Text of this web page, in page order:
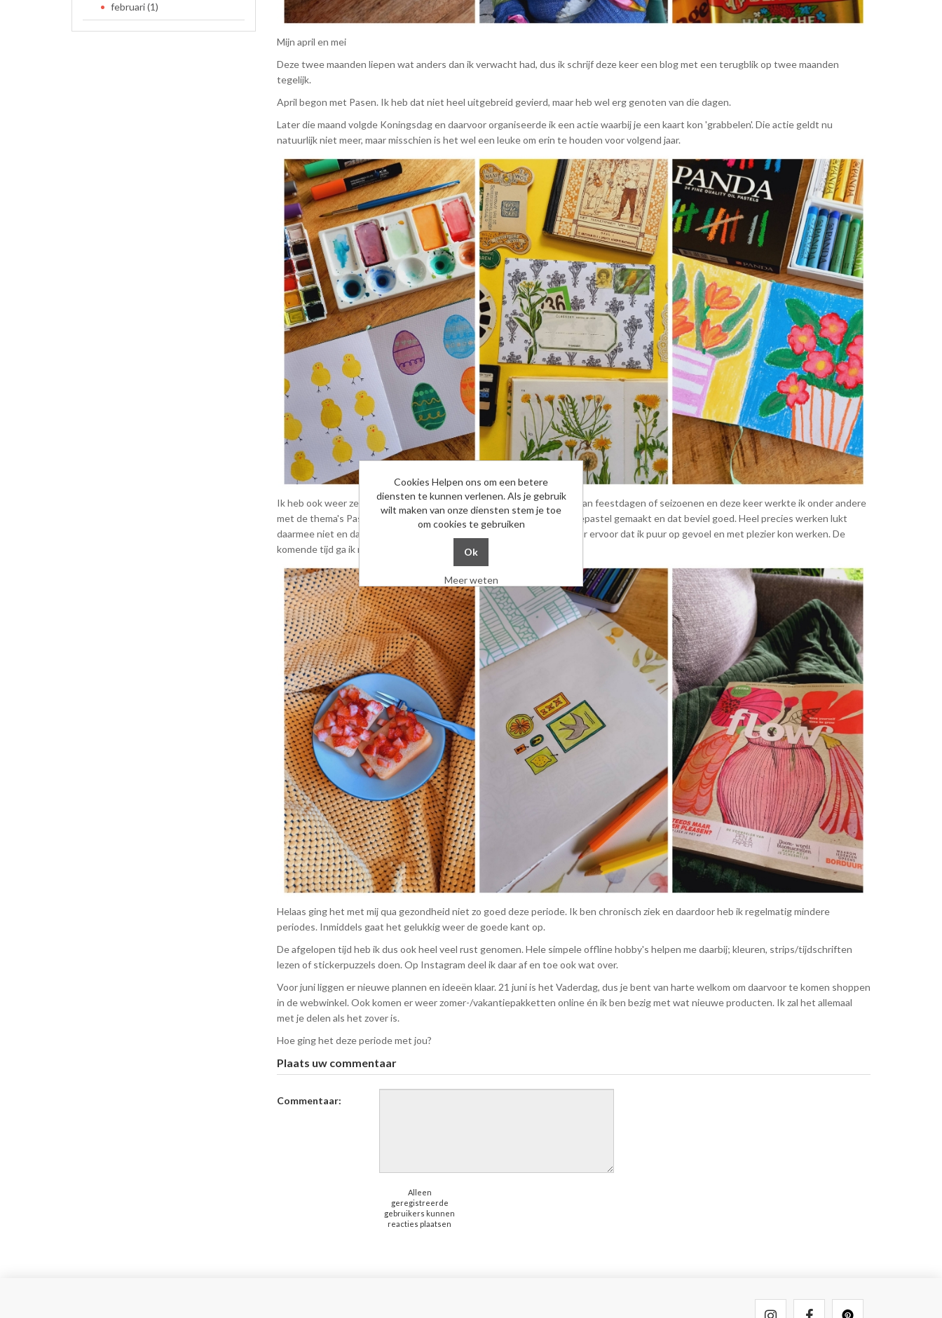
februari (1)
Mijn april en mei
Deze twee maanden liepen wat anders dan ik verwacht had, dus ik schrijf deze keer een blog met een terugblik op twee maanden
tegelijk.
April begon met Pasen. Ik heb dat niet heel uitgebreid gevierd, maar heb wel erg genoten van die dagen.
Later die maand volgde Koningsdag en daarvoor organiseerde ik een actie waarbij je een kaart kon 'grabbelen'. Die actie geldt nu
natuurlijk niet meer, maar misschien is het wel een leuke om erin te houden voor volgend jaar.
Ik heb ook weer zelf veel gemaakt. Ik maak graag dingen aan de hand van feestdagen of seizoenen en deze keer werkte ik onder andere
met de thema's Pasen en lente. Ook heb ik voor het eerst iets met oliepastel gemaakt en dat beviel goed. Heel precies werken lukt
daarmee niet en dat was wennen voor mij. Tegelijk zorgde het daardoor ervoor dat ik puur op gevoel en met plezier kon werken. De
komende tijd ga ik nog meer uitproberen!
Helaas ging het met mij qua gezondheid niet zo goed deze periode. Ik ben chronisch ziek en daardoor heb ik regelmatig mindere
periodes. Inmiddels gaat het gelukkig weer de goede kant op.
De afgelopen tijd heb ik dus ook heel veel rust genomen. Hele simpele offline hobby's helpen me daarbij; kleuren, strips/tijdschriften
lezen of stickerpuzzels doen. Op Instagram deel ik daar af en toe ook wat over.
Voor juni liggen er nieuwe plannen en ideeën klaar. 21 juni is het Vaderdag, dus je bent van harte welkom om daarvoor te komen shoppen
in de webwinkel. Ook komen er weer zomer-/vakantiepakketten online én ik ben bezig met wat nieuwe producten. Ik zal het allemaal
met je delen als het zover is.
Hoe ging het deze periode met jou?
Plaats uw commentaar
Commentaar:
Alleen
geregistreerde
gebruikers kunnen
reacties plaatsen
Cookies Helpen ons om een betere
diensten te kunnen verlenen. Als je gebruik
wilt maken van onze diensten stem je toe
om cookies te gebruiken
Meer weten